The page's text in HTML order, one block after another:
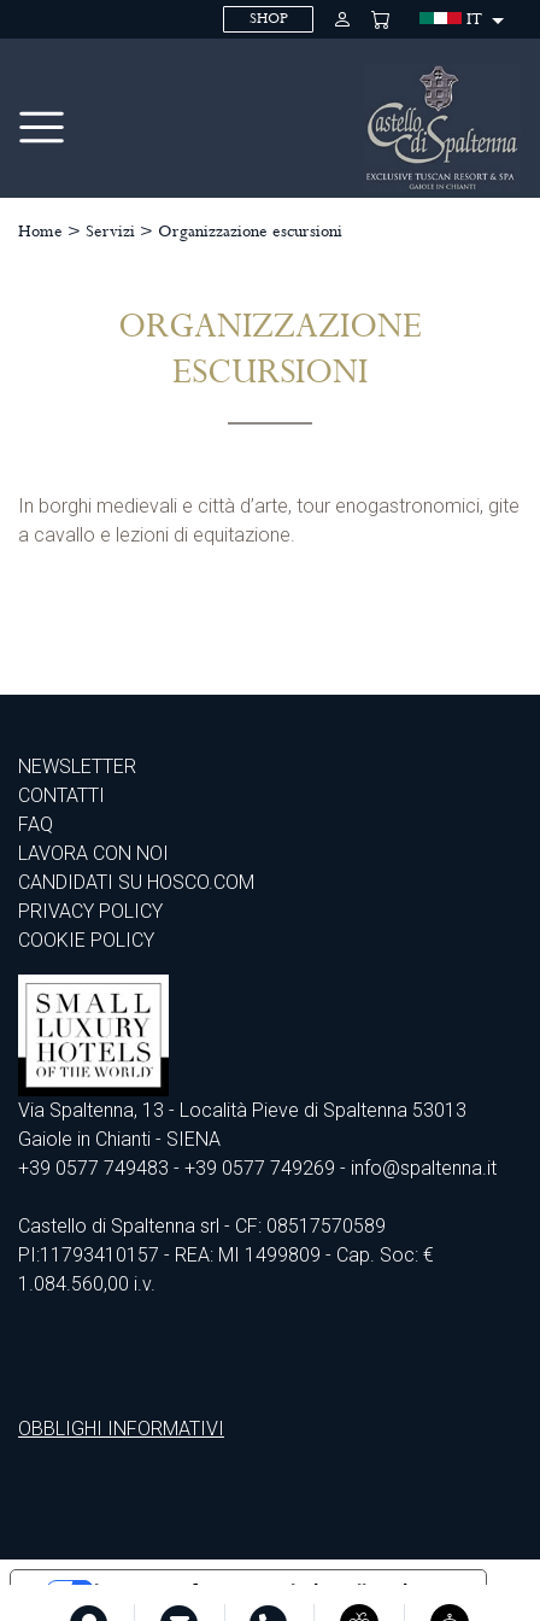
SHOP IT
Home > Servizi > Organizzazione escursioni
ORGANIZZAZIONE
ESCURSIONI
In borghi medievali e città d’arte, tour enogastronomici, gite
a cavallo e lezioni di equitazione.
NEWSLETTER
CONTATTI
FAQ
LAVORA CON NOI
CANDIDATI SU HOSCO.COM
PRIVACY POLICY
COOKIE POLICY
Via Spaltenna, 13 - Località Pieve di Spaltenna 53013
Gaiole in Chianti - SIENA
+39 0577 749483 - +39 0577 749269 - info@spaltenna.it
Castello di Spaltenna srl - CF: 08517570589
PI:11793410157 - REA: MI 1499809 - Cap. Soc: €
1.084.560,00 i.v.
OBBLIGHI INFORMATIVI
Le tue preferenze relative alla privacy